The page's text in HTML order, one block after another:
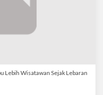
Lebih Wisatawan Sejak Lebaran